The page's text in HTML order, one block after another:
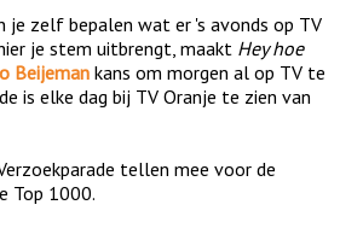
je zelf bepalen wat er 's avonds op TV
je stem uitbrengt, maakt Hey hoe
Beijeman kans om morgen al op TV te
is elke dag bij TV Oranje te zien van
tellen mee voor de
Top 1000.